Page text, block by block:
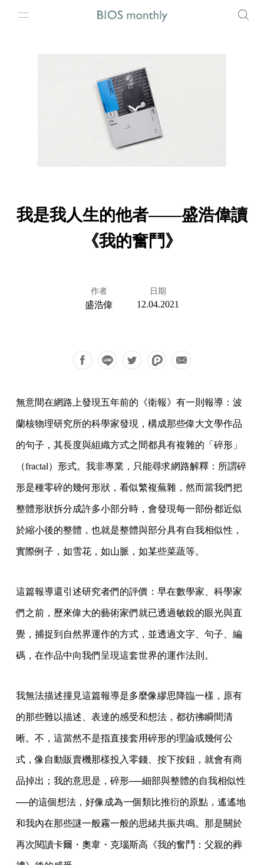
我是我人生的他者——盛浩偉讀
《我的奮鬥》
作者
盛浩偉
日期
12.04.2021
無意間在網路上發現五年前的《衛報》有一則報導：波
蘭核物理研究所的科學家發現，構成那些偉大文學作品
的句子，其長度與組織方式之間都具有複雜的「碎形」
（fractal）形式。我非專業，只能尋求網路解釋：所謂碎
形是種零碎的幾何形狀，看似繁複蕪雜，然而當我們把
整體形狀拆分成許多小部分時，會發現每一部份都近似
於縮小後的整體，也就是整體與部分具有自我相似性，
實際例子，如雪花，如山脈，如某些菜蔬等。
這篇報導還引述研究者們的評價：早在數學家、科學家
們之前，歷來偉大的藝術家們就已透過敏銳的眼光與直
覺，捕捉到自然界運作的方式，並透過文字、句子、編
碼，在作品中向我們呈現這套世界的運作法則。
我無法描述撞見這篇報導是多麼像繆思降臨一樣，原有
的那些難以描述、表達的感受和想法，都彷彿瞬間清
晰。不，這當然不是指直接套用碎形的理論或幾何公
式，像自動販賣機那樣投入零錢、按下按鈕，就會有商
品掉出；我的意思是，碎形──細部與整體的自我相似性
──的這個想法，好像成為一個類比推衍的原點，遙遙地
和我內在那些謎一般霧一般的思緒共振共鳴。那是關於
再次閱讀卡爾・奧韋・克瑙斯高《我的奮鬥：父親的葬